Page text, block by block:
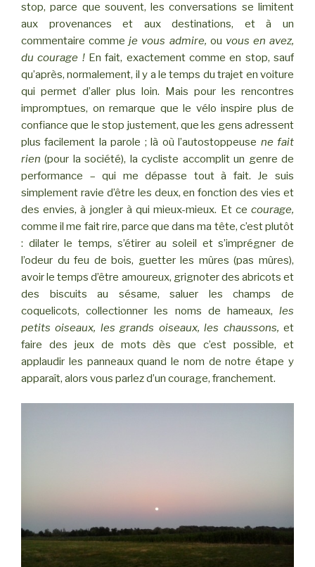
stop, parce que souvent, les conversations se limitent
aux provenances et aux destinations, et à un
commentaire commeje vous admire, ou vous en avez,
du courage ! En fait, exactement comme en stop, sauf
qu’après, normalement, il y a le temps du trajet en voiture
qui permet d’aller plus loin. Mais pour les rencontres
impromptues, on remarque que le vélo inspire plus de
confiance que le stop justement, que les gens adressent
plus facilement la parole ; là où l’autostoppeuse ne fait
rien(pour la société), la cycliste accomplit un genre de
performance – qui me dépasse tout à fait. Je suis
simplement ravie d’être les deux, en fonction des vies et
des envies, à jongler à qui mieux-mieux. Et ce courage,
comme il me fait rire, parce que dans ma tête, c’est plutôt
: dilater le temps, s’étirer au soleil et s’imprégner de
l’odeur du feu de bois, guetter les mûres (pas mûres),
avoir le temps d’être amoureux, grignoter des abricots et
des biscuits au sésame, saluer les champs de
coquelicots, collectionner les noms de hameaux, les
petits oiseaux, les grands oiseaux, les chaussons,et
faire des jeux de mots dès que c’est possible, et
applaudir les panneaux quand le nom de notre étape y
apparaît, alors vous parlez d’un courage, franchement.